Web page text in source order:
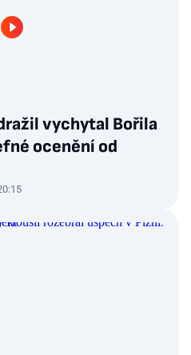
vychytal Bořila
ocenění od